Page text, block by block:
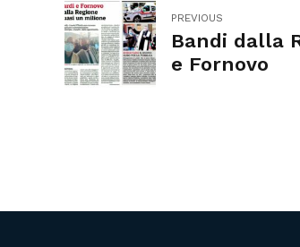
PREVIOUS
Bandi dalla
e Fornovo